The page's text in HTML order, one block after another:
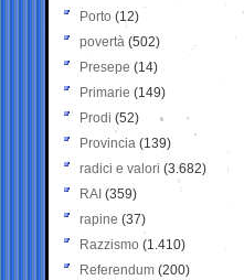
Porto (12)
povertà (502)
Presepe (14)
Primarie (149)
Prodi (52)
Provincia (139)
radici e valori (3.682)
RAI (359)
rapine (37)
Razzismo (1.410)
Referendum (200)